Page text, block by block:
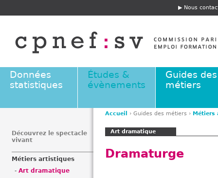
E
t
ê
e
Nous
Données
statistiques
Études &
évènements
Guides des
métiers
s
Accueil › Guides des métiers › Métiers
Art dramatique
Dramaturge
Découvrez le spectacle
vivant
Métiers artistiques
Art dramatique